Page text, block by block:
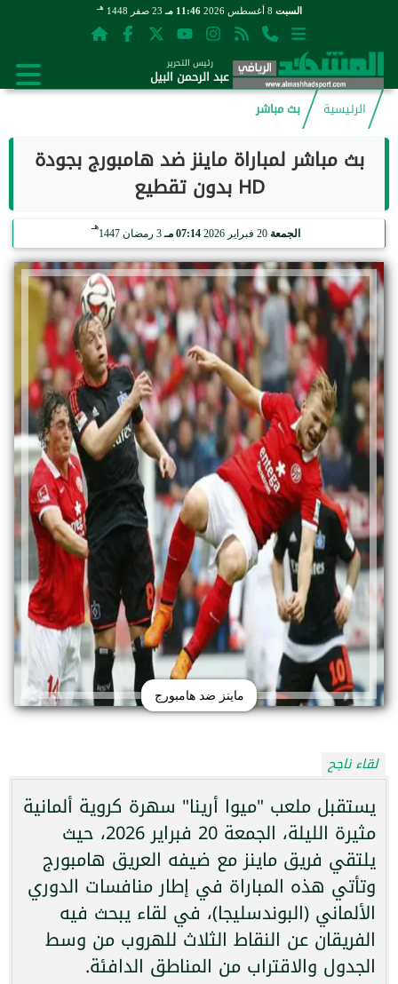
السبت 11:46 مـ 23 صفر 1448 هـ
رئيس التحرير
عبد الرحمن البيل
الرئيسية
بث مباشر
بث مباشر لمباراة ماينز ضد هامبورج بجودة
HD بدون تقطيع
الجمعة 20 فبراير 2026 07:14 مـ 3 رمضان 1447
هـ
ماينز ضد هامبورج
لقاء ناجح
يستقبل ملعب "ميوا أرينا" سهرة كروية ألمانية
مثيرة الليلة، الجمعة 20 فبراير 2026، حيث
يلتقي فريق ماينز مع ضيفه العريق هامبورج
وتأتي هذه المباراة في إطار منافسات الدوري
الألماني (البوندسليجا)، في لقاء يبحث فيه
الفريقان عن النقاط الثلاث للهروب من وسط
الجدول والاقتراب من المناطق الدافئة.